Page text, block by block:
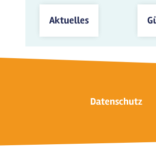
Aktuelles
Datenschutz